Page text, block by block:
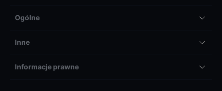
Ogólne
Inne
Informacje prawne